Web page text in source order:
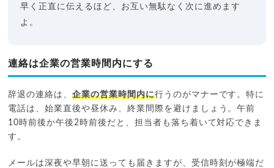
早く正直に伝えるほど、お互い無駄なく次に進めます
よ。
連絡は企業の営業時間内にする
辞退の連絡は、企業の営業時間内に行うのがマナーです。特に
電話は、始業直後や昼休み、終業間際を避けましょう。午前
10時前後か午後2時前後だと、担当者も落ち着いて対応できま
す。
メールは深夜や早朝に送っても届きますが、受信時刻が極端だ